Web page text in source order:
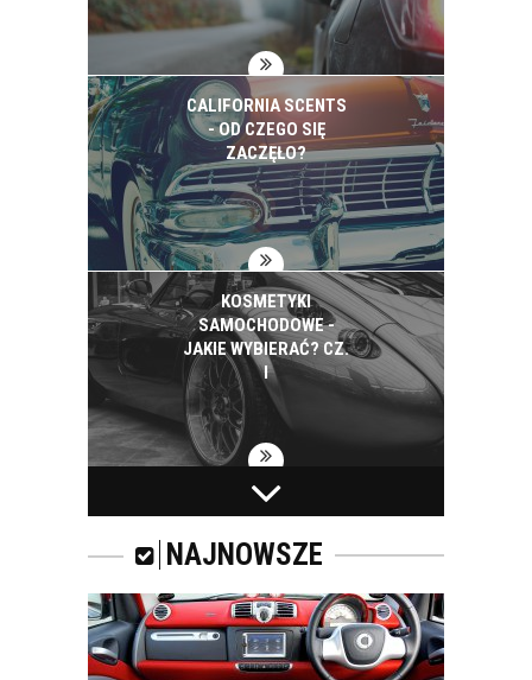
CALIFORNIA SCENTS
- OD CZEGO SIĘ
ZACZĘŁO?
KOSMETYKI
SAMOCHODOWE -
JAKIE WYBIERAĆ? CZ.
I
ZAPACH
SAMOCHODOWY -
JAKI WYBRAĆ?
NAJNOWSZE